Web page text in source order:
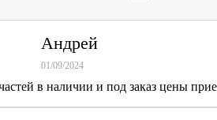
Андрей
01/09/2024
в наличии и под заказ цены